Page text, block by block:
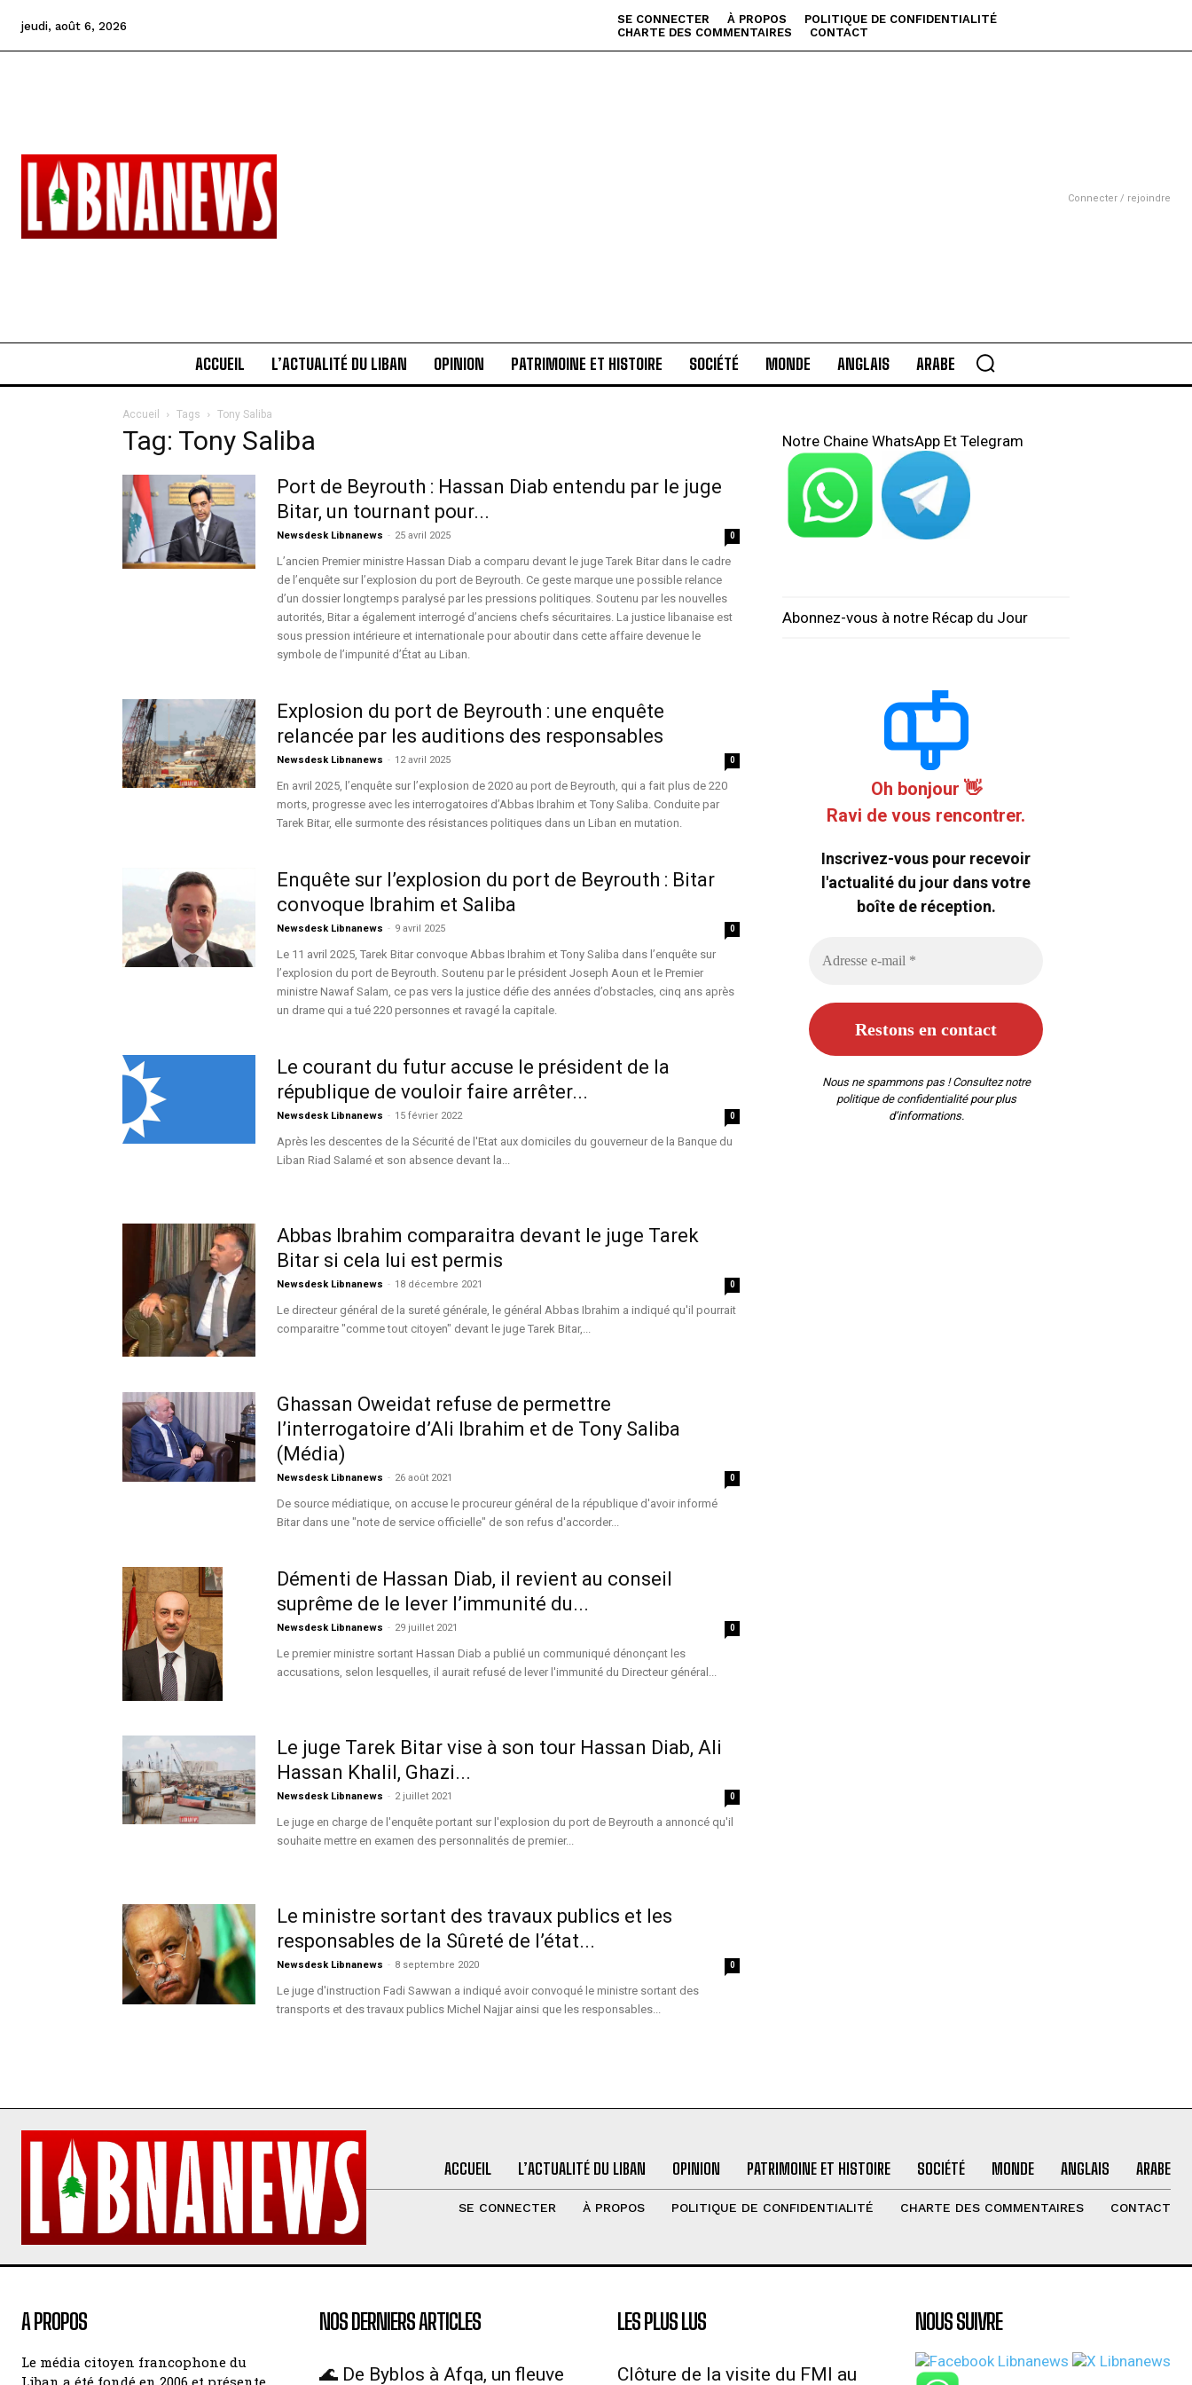
jeudi, août 6, 2026 SE CONNECTER À PROPOS
POLITIQUE DE CONFIDENTIALITÉ
CHARTE DES COMMENTAIRES
CONTACT
Connecter / rejoindre
ACCUEIL L’ACTUALITÉ DU LIBAN OPINION PATRIMOINE ET HISTOIRE SOCIÉTÉ MONDE ANGLAIS ARABE
Accueil Tags Tony Saliba
Tag: Tony Saliba
Port de Beyrouth : Hassan Diab entendu par le juge
Bitar, un tournant pour...
Newsdesk Libnanews - 25 avril 2025 0
L’ancien Premier ministre Hassan Diab a comparu devant le juge Tarek Bitar dans le cadre
de l’enquête sur l’explosion du port de Beyrouth. Ce geste marque une possible relance
d’un dossier longtemps paralysé par les pressions politiques. Soutenu par les nouvelles
autorités, Bitar a également interrogé d’anciens chefs sécuritaires. La justice libanaise est
sous pression intérieure et internationale pour aboutir dans cette affaire devenue le
symbole de l’impunité d’État au Liban.
Explosion du port de Beyrouth : une enquête
relancée par les auditions des responsables
Newsdesk Libnanews - 12 avril 2025 0
En avril 2025, l’enquête sur l’explosion de 2020 au port de Beyrouth, qui a fait plus de 220
morts, progresse avec les interrogatoires d’Abbas Ibrahim et Tony Saliba. Conduite par
Tarek Bitar, elle surmonte des résistances politiques dans un Liban en mutation.
Enquête sur l’explosion du port de Beyrouth : Bitar
convoque Ibrahim et Saliba
Newsdesk Libnanews - 9 avril 2025 0
Le 11 avril 2025, Tarek Bitar convoque Abbas Ibrahim et Tony Saliba dans l’enquête sur
l’explosion du port de Beyrouth. Soutenu par le président Joseph Aoun et le Premier
ministre Nawaf Salam, ce pas vers la justice défie des années d’obstacles, cinq ans après
un drame qui a tué 220 personnes et ravagé la capitale.
Le courant du futur accuse le président de la
république de vouloir faire arrêter...
Newsdesk Libnanews - 15 février 2022 0
Après les descentes de la Sécurité de l'Etat aux domiciles du gouverneur de la Banque du
Liban Riad Salamé et son absence devant la...
Abbas Ibrahim comparaitra devant le juge Tarek
Bitar si cela lui est permis
Newsdesk Libnanews - 18 décembre 2021 0
Le directeur général de la sureté générale, le général Abbas Ibrahim a indiqué qu'il pourrait
comparaitre "comme tout citoyen" devant le juge Tarek Bitar,...
Ghassan Oweidat refuse de permettre
l’interrogatoire d’Ali Ibrahim et de Tony Saliba
(Média)
Newsdesk Libnanews - 26 août 2021 0
De source médiatique, on accuse le procureur général de la république d'avoir informé
Bitar dans une "note de service officielle" de son refus d'accorder...
Démenti de Hassan Diab, il revient au conseil
suprême de le lever l’immunité du...
Newsdesk Libnanews - 29 juillet 2021 0
Le premier ministre sortant Hassan Diab a publié un communiqué dénonçant les
accusations, selon lesquelles, il aurait refusé de lever l'immunité du Directeur général...
Le juge Tarek Bitar vise à son tour Hassan Diab, Ali
Hassan Khalil, Ghazi...
Newsdesk Libnanews - 2 juillet 2021 0
Le juge en charge de l'enquête portant sur l'explosion du port de Beyrouth a annoncé qu'il
souhaite mettre en examen des personnalités de premier...
Le ministre sortant des travaux publics et les
responsables de la Sûreté de l’état...
Newsdesk Libnanews - 8 septembre 2020 0
Le juge d'instruction Fadi Sawwan a indiqué avoir convoqué le ministre sortant des
transports et des travaux publics Michel Najjar ainsi que les responsables...
Notre Chaine WhatsApp Et Telegram
Abonnez-vous à notre Récap du Jour
Oh bonjour 👋
Ravi de vous rencontrer.
Inscrivez-vous pour recevoir
l'actualité du jour dans votre
boîte de réception.
Nous ne spammons pas ! Consultez notre
politique de confidentialitépour plus
d’informations.
ACCUEIL L’ACTUALITÉ DU LIBAN OPINION PATRIMOINE ET HISTOIRE SOCIÉTÉ MONDE ANGLAIS ARABE
SE CONNECTER À PROPOS POLITIQUE DE CONFIDENTIALITÉ CHARTE DES COMMENTAIRES CONTACT
A PROPOS
Le média citoyen francophone du
Liban a été fondé en 2006 et présente
NOS DERNIERS ARTICLES
🌊 De Byblos à Afqa, un fleuve
LES PLUS LUS
Clôture de la visite du FMI au
NOUS SUIVRE